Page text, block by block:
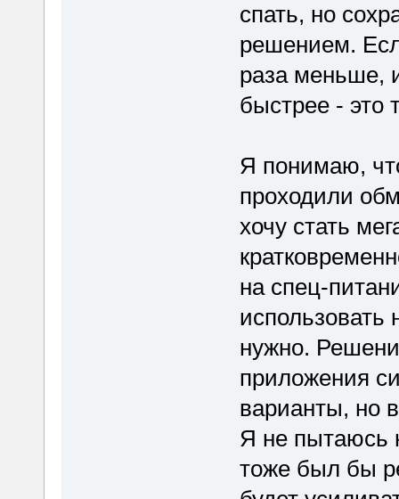
спать, но
решением.
раза меньше,
быстрее -
Я понимаю,
проходили
хочу стать
на спец-
использовать
нужно.
приложения
варианты, но
Я не пытаюсь
тоже был бы